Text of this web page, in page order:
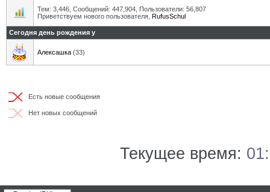
Тем: 3,446, Сообщений: 447,904, Пользователи: 56,807
Приветствуем нового пользователя, RufusSchul
Сегодня день рождения у
Алексашка (33)
Есть новые сообщения
Нет новых сообщений
Текущее время: